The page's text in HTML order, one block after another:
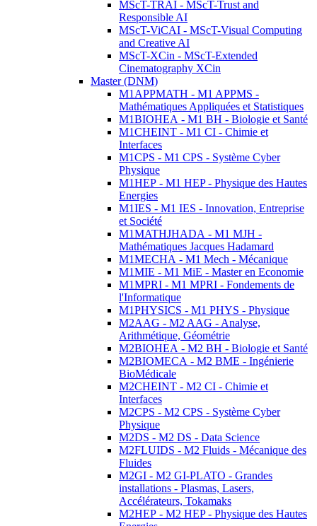
MScT-TRAI - MScT-Trust and
Responsible AI
MScT-ViCAI - MScT-Visual Computing
and Creative AI
MScT-XCin - MScT-Extended
Cinematography XCin
Master (DNM)
M1APPMATH - M1 APPMS -
Mathématiques Appliquées et Statistiques
M1BIOHEA - M1 BH - Biologie et Santé
M1CHEINT - M1 CI - Chimie et
Interfaces
M1CPS - M1 CPS - Système Cyber
Physique
M1HEP - M1 HEP - Physique des Hautes
Energies
M1IES - M1 IES - Innovation, Entreprise
et Société
M1MATHJHADA - M1 MJH -
Mathématiques Jacques Hadamard
M1MECHA - M1 Mech - Mécanique
M1MIE - M1 MiE - Master en Economie
M1MPRI - M1 MPRI - Fondements de
l'Informatique
M1PHYSICS - M1 PHYS - Physique
M2AAG - M2 AAG - Analyse,
Arithmétique, Géométrie
M2BIOHEA - M2 BH - Biologie et Santé
M2BIOMECA - M2 BME - Ingénierie
BioMédicale
M2CHEINT - M2 CI - Chimie et
Interfaces
M2CPS - M2 CPS - Système Cyber
Physique
M2DS - M2 DS - Data Science
M2FLUIDS - M2 Fluids - Mécanique des
Fluides
M2GI - M2 GI-PLATO - Grandes
installations - Plasmas, Lasers,
Accélérateurs, Tokamaks
M2HEP - M2 HEP - Physique des Hautes